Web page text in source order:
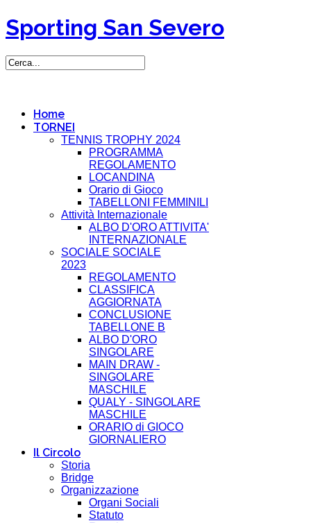
Sporting San Severo
Home
TORNEI
TENNIS TROPHY 2024
PROGRAMMA
REGOLAMENTO
LOCANDINA
Orario di Gioco
TABELLONI FEMMINILI
Attività Internazionale
ALBO D'ORO ATTIVITA'
INTERNAZIONALE
SOCIALE SOCIALE
2023
REGOLAMENTO
CLASSIFICA
AGGIORNATA
CONCLUSIONE
TABELLONE B
ALBO D'ORO
SINGOLARE
MAIN DRAW -
SINGOLARE
MASCHILE
QUALY - SINGOLARE
MASCHILE
ORARIO di GIOCO
GIORNALIERO
Il Circolo
Storia
Bridge
Organizzazione
Organi Sociali
Statuto